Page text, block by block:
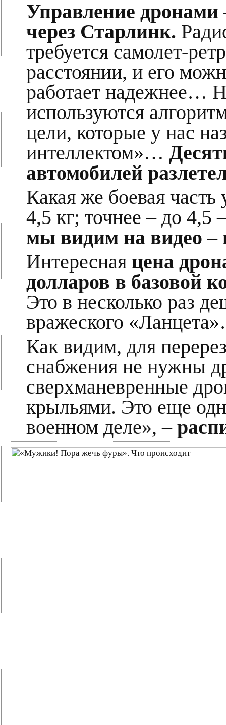
Управление дронами
через Старлинк.
требуется самолет-
расстоянии, и его
работает надежнее…
используются
цели, которые у нас
интеллектом»…
автомобилей
Какая же боевая часть
4,5 кг; точнее – до
мы видим на видео –
Интересная цена
долларов в базовой
Это в несколько раз
вражеского
Как видим, для
снабжения не нужны
сверхманевренные
крыльями. Это еще
военном деле», –